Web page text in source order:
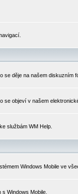
se děje na našem diskuzním
se objeví v našem
službám WM Help.
Windows Mobile ve
Windows Mobile.